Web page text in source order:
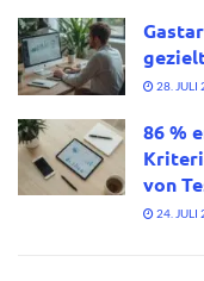
28. JULI
86 %
von
24. JULI